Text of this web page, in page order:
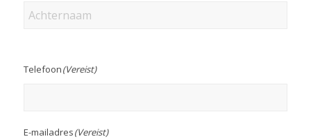
Telefoon(Vereist)
E-mailadres(Vereist)